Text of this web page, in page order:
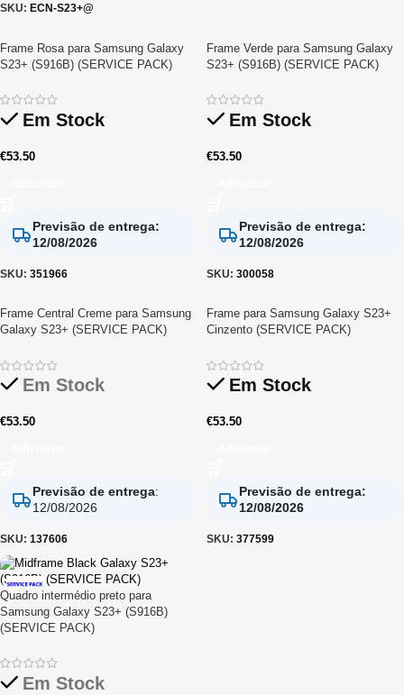
SKU: ECN-S23+@
Frame Rosa para Samsung Galaxy
S23+ (S916B) (SERVICE PACK)
Em Stock
€53.50
Previsão de entrega:
12/08/2026
SKU: 351966
Frame Verde para Samsung Galaxy
S23+ (S916B) (SERVICE PACK)
Em Stock
€53.50
Previsão de entrega:
12/08/2026
SKU: 300058
Frame Central Creme para Samsung
Galaxy S23+ (SERVICE PACK)
Em Stock
€53.50
Previsão de entrega:
12/08/2026
SKU: 137606
Frame para Samsung Galaxy S23+
Cinzento (SERVICE PACK)
Em Stock
€53.50
Previsão de entrega:
12/08/2026
SKU: 377599
Quadro intermédio preto para
Samsung Galaxy S23+ (S916B)
(SERVICE PACK)
Em Stock